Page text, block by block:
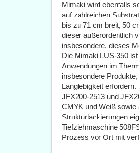
Mimaki wird ebenfalls
auf zahlreichen
bis zu 71 cm breit, 50
dieser außerordentlich
insbesondere, dieses
Die Mimaki LUS-350
Anwendungen im
insbesondere
Langlebigkeit
JFX200-2513 und
CMYK und Weiß sowie
Strukturlackierungen
Tiefziehmaschine
Prozess vor Ort mit